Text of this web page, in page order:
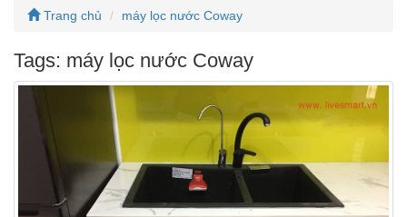
Trang chủ máy lọc nước Coway
Tags: máy lọc nước Coway